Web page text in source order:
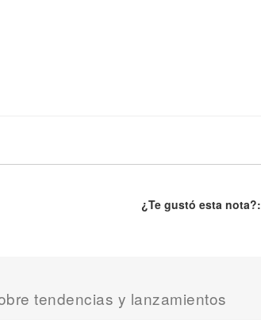
¿Te gustó esta nota?:
tendencias y lanzamientos